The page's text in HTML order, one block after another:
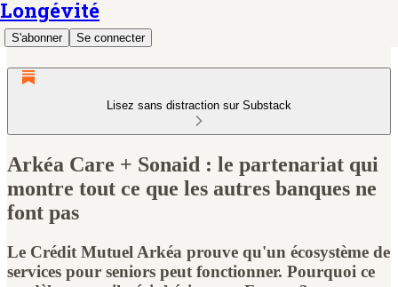
Longévité
S'abonner Se connecter
Lisez sans distraction sur Substack
Arkéa Care + Sonaid : le partenariat qui
montre tout ce que les autres banques ne
font pas
Le Crédit Mutuel Arkéa prouve qu'un écosystème de
services pour seniors peut fonctionner. Pourquoi ce